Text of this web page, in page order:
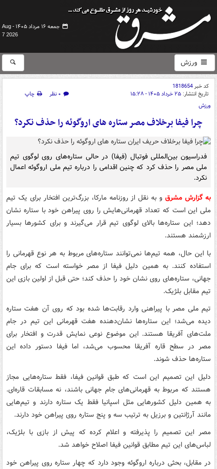
جمعه ۱۶ مرداد ۱۴۰۵ -
Aug
7 2026
ورزش
کد خبر1818654
تاریخ انتشار: ۲۵ خرداد ۱۴۰۵ - ۱۵:۲۸ ۰ نظر
چاپ
ورزش
چرا فیفا برخلاف مصر ستاره های اروگوئه را حذف نکرد؟
فدراسیون بین‌المللی فوتبال (فیفا) در حالی ستاره‌های روی لوگوی تیم
ملی مصر را حذف کرد که چنین اقدامی را درباره تیم ملی اروگوئه اعمال
نکرد.
به گزارش مشرقو به نقل از روزنامه مارکا، بزرگ‌ترین افتخار برای یک تیم
ملی این است که تعداد قهرمانی‌هایش را روی پیراهن خود با ستاره نشان
دهد؛ این ستاره‌ها بالای لوگوی تیم قرار می‌گیرند و برای کشورها بسیار
ارزشمند هستند.
با این حال، همه تیم‌ها نمی‌توانند ستاره‌های مربوط به هر نوع قهرمانی را
استفاده کنند. به همین دلیل فیفا از مصر خواسته است که برای جام
جهانی، ستاره‌های روی نشان خود را حذف کند؛ حتی قبل از اولین بازی این
تیم مقابل بلژیک.
تیم ملی مصر با پیراهنی وارد رقابت‌ها شده بود که روی آن هفت ستاره
دیده می‌شد؛ این ستاره‌ها نشان‌دهنده هفت قهرمانی این تیم در جام
ملت‌های آفریقا هستند. این موضوع نوعی نمایش قدرت و افتخار برای
مصر در سطح قاره آفریقا محسوب می‌شد، اما فیفا دستور داده این
ستاره‌ها حذف شوند.
دلیل این تصمیم این است که طبق قوانین فیفا، فقط ستاره‌هایی مجاز
هستند که مربوط به قهرمانی‌های جام جهانی باشند، نه مسابقات قاره‌ای.
به همین دلیل کشورهایی مثل اسپانیا فقط یک ستاره دارند و تیم‌هایی
مانند آرژانتین و برزیل به ترتیب سه و پنج ستاره روی پیراهن خود دارند.
مصر این تصمیم را پذیرفته و اعلام کرده که پیش از بازی با بلژیک،
لباس‌های این تیم مطابق قوانین فیفا اصلاح خواهد شد.
در مقابل، بحثی درباره اروگوئه وجود دارد که چهار ستاره روی پیراهن خود